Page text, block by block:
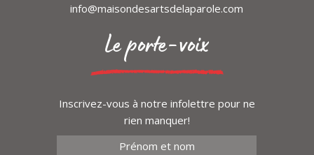
info@maisondesartsdelaparole.com
Le porte-voix
Inscrivez-vous à notre infolettre pour ne
rien manquer!